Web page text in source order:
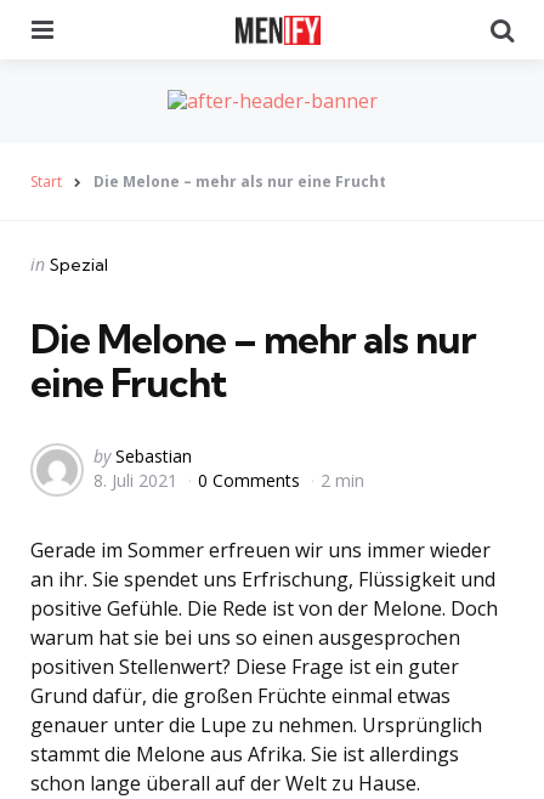
Start Die Melone – mehr als nur eine Frucht
Categories
Posted
in Spezial
Die Melone – mehr als nur
eine Frucht
Posted
by
by Sebastian
8. Juli 2021
0 Comments 2 min
Gerade im Sommer erfreuen wir uns immer wieder
an ihr. Sie spendet uns Erfrischung, Flüssigkeit und
positive Gefühle. Die Rede ist von der Melone. Doch
warum hat sie bei uns so einen ausgesprochen
positiven Stellenwert? Diese Frage ist ein guter
Grund dafür, die großen Früchte einmal etwas
genauer unter die Lupe zu nehmen. Ursprünglich
stammt die Melone aus Afrika. Sie ist allerdings
schon lange überall auf der Welt zu Hause.